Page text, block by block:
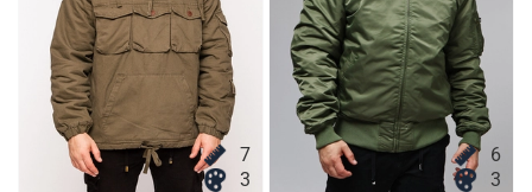
7
3
6
3